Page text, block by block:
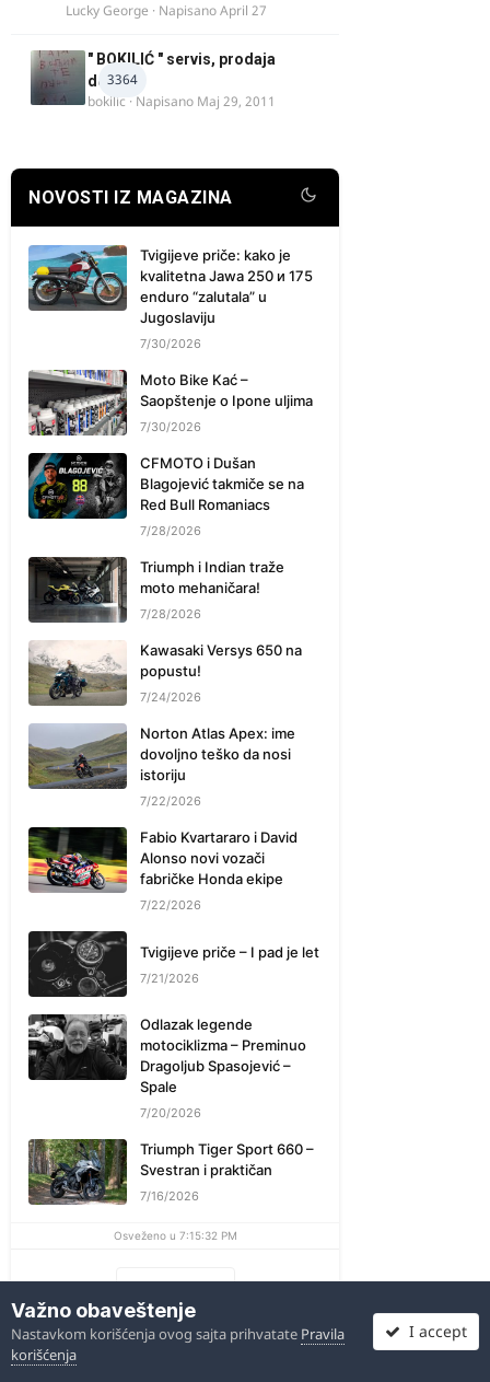
Lucky George · NapisanoApril 27
3364
" BOKILIĆ " servis, prodaja
delova
bokilic · Napisano Maj 29, 2011
NOVOSTI IZ MAGAZINA
Tvigijeve priče: kako je
kvalitetna Jawa 250 и 175
enduro “zalutala” u
Jugoslaviju
7/30/2026
Moto Bike Kać –
Saopštenje o Ipone uljima
7/30/2026
CFMOTO i Dušan
Blagojević takmiče se na
Red Bull Romaniacs
7/28/2026
Triumph i Indian traže
moto mehaničara!
7/28/2026
Kawasaki Versys 650 na
popustu!
7/24/2026
Norton Atlas Apex: ime
dovoljno teško da nosi
istoriju
7/22/2026
Fabio Kvartararo i David
Alonso novi vozači
fabričke Honda ekipe
7/22/2026
Tvigijeve priče – I pad je let
7/21/2026
Odlazak legende
motociklizma – Preminuo
Dragoljub Spasojević –
Spale
7/20/2026
Triumph Tiger Sport 660 –
Svestran i praktičan
7/16/2026
Osveženo u 7:15:32 PM
Važno obaveštenje
Nastavkom korišćenja ovog sajta prihvatate Pravila
korišćenja
I accept